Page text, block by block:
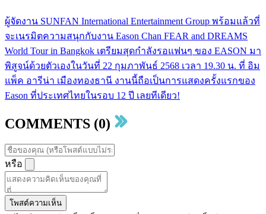
ผู้จัดงาน SUNFAN International Entertainment Group พร้อมแล้วที่
จะเนรมิตความสนุกกับงาน Eason Chan FEAR and DREAMS
World Tour in Bangkok เตรียมสุดกำลังรอแฟนๆ ของ EASON มา
พิสูจน์ด้วยตัวเองในวันที่ 22 กุมภาพันธ์ 2568 เวลา 19.30 น. ที่ อิม
แพ็ค อารีน่า เมืองทองธานี งานนี้ถือเป็นการแสดงครั้งแรกของ
Eason ที่ประเทศไทยในรอบ 12 ปี เลยทีเดียว!
COMMENTS (0)
หรือ
โพสต์ความเห็น